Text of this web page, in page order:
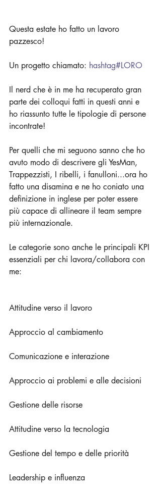
Questa estate ho fatto un lavoro
pazzesco!
Un progetto chiamato: hashtag#LORO
Il nerd che è in me ha recuperato gran
parte dei colloqui fatti in questi anni e
ho riassunto tutte le tipologie di persone
incontrate!
Per quelli che mi seguono sanno che ho
avuto modo di descrivere gli YesMan,
Trappezzisti, I ribelli, i fanulloni...ora ho
fatto una disamina e ne ho coniato una
definizione in inglese per poter essere
più capace di allineare il team sempre
più internazionale.
Le categorie sono anche le principali KPI
essenziali per chi lavora/collabora con
me:
Attitudine verso il lavoro
Approccio al cambiamento
Comunicazione e interazione
Approccio ai problemi e alle decisioni
Gestione delle risorse
Attitudine verso la tecnologia
Gestione del tempo e delle priorità
Leadership e influenza